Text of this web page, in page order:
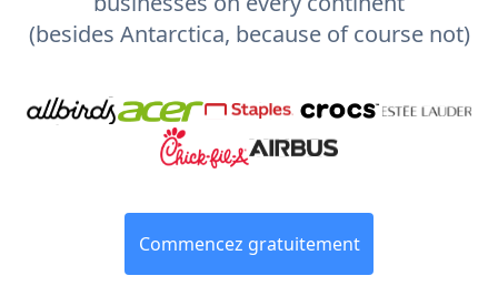
(besides Antarctica, because of course not)
Commencez gratuitement